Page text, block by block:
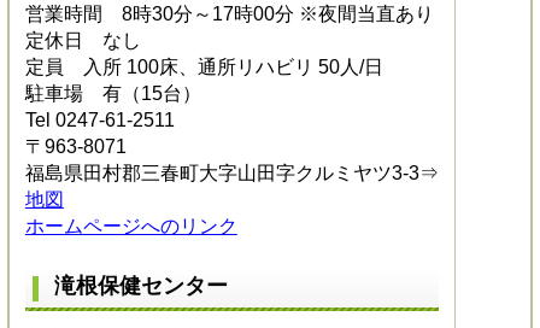
営業時間 8時30分～17時00分 ※夜間当直あり
定休日 なし
定員 入所 100床、通所リハビリ 50人/日
駐車場 有（15台）
Tel 0247-61-2511
〒963-8071
福島県田村郡三春町大字山田字クルミヤツ3-3⇒
地図
ホームページへのリンク
滝根保健センター